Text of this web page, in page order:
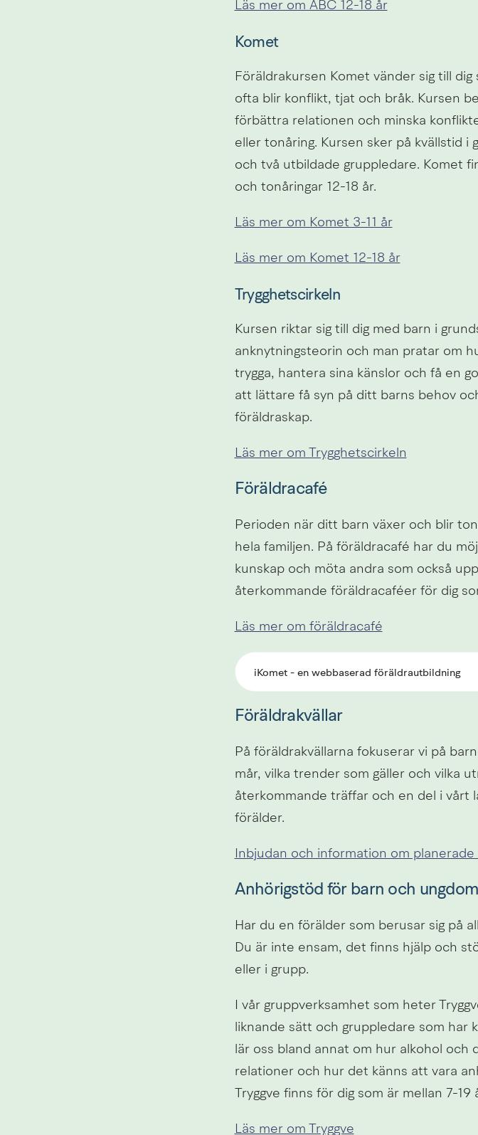
Läs mer om ABC 12-18 år
Komet
Föräldrakursen Komet vänder sig till
ofta blir konflikt, tjat och bråk. Kursen
förbättra relationen och minska
eller tonåring. Kursen sker på kvällstid
och två utbildade gruppledare. Komet
och tonåringar 12-18 år.
Läs mer om Komet 3-11 år
Läs mer om Komet 12-18 år
Trygghetscirkeln
Kursen riktar sig till dig med barn i
anknytningsteorin och man pratar om
trygga, hantera sina känslor och få en
att lättare få syn på ditt barns behov
föräldraskap.
Läs mer om Trygghetscirkeln
Föräldracafé
Perioden när ditt barn växer och blir
hela familjen. På föräldracafé har du
kunskap och möta andra som också
återkommande föräldracaféer för dig
Läs mer om föräldracafé
iKomet - en webbaserad föräldrautbildning
Föräldrakvällar
På föräldrakvällarna fokuserar vi på
mår, vilka trender som gäller och vilka
återkommande träffar och en del i vårt
förälder.
Inbjudan och information om planerade
Anhörigstöd för barn och
Har du en förälder som berusar sig på
Du är inte ensam, det finns hjälp och
eller i grupp.
I vår gruppverksamhet som heter
liknande sätt och gruppledare som har
lär oss bland annat om hur alkohol och
relationer och hur det känns att vara
Tryggve finns för dig som är mellan 7-19
Läs mer om Tryggve